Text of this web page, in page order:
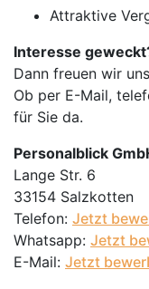
Attraktive
Interesse
Dann freuen wir
Ob per E-Mail,
für Sie da.
Personalblick
Lange Str. 6
33154 Salzkotten
Telefon: Jetzt
Whatsapp: Jetzt
E-Mail: Jetzt